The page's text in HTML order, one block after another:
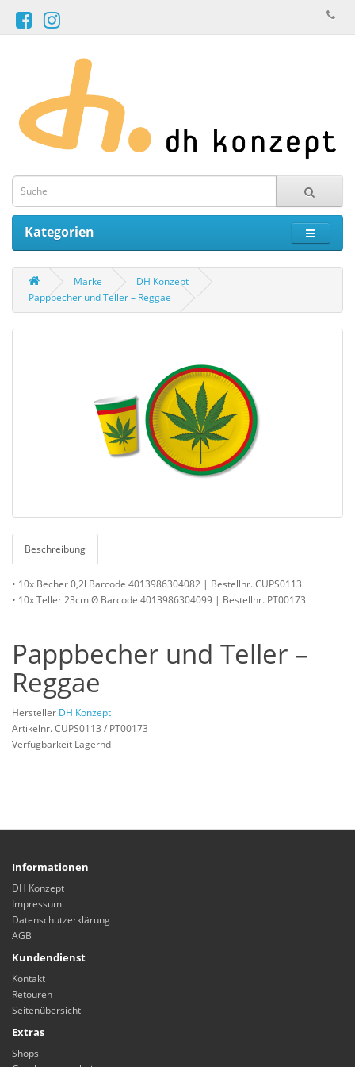
Kategorien
Marke
DH Konzept
Pappbecher und Teller – Reggae
Beschreibung
• 10x Becher 0,2l Barcode 4013986304082 | Bestellnr. CUPS0113
• 10x Teller 23cm Ø Barcode 4013986304099 | Bestellnr. PT00173
Pappbecher und Teller –
Reggae
Hersteller DH Konzept
Artikelnr. CUPS0113 / PT00173
Verfügbarkeit Lagernd
Informationen
DH Konzept
Impressum
Datenschutzerklärung
AGB
Kundendienst
Kontakt
Retouren
Seitenübersicht
Extras
Shops